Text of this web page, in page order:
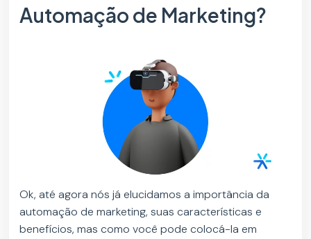
Automação de Marketing?
Ok, até agora nós já elucidamos a importância da
automação de marketing, suas características e
benefícios, mas como você pode colocá-la em